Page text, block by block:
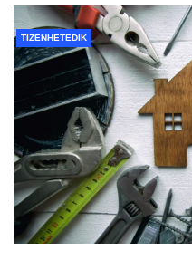
TIZENHETEDIK